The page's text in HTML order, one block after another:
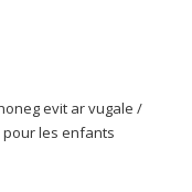
evit ar vugale /
les enfants